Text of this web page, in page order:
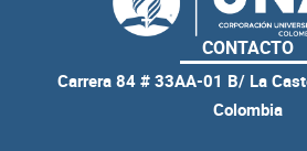
CONTACTO
Carrera 84 # 33AA-01 B/ La
Colombia